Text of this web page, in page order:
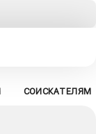
СОИСКАТЕЛЯМ